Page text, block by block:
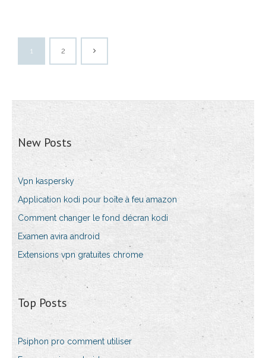
1 2
New Posts
Vpn kaspersky
Application kodi pour boîte à feu amazon
Comment changer le fond décran kodi
Examen avira android
Extensions vpn gratuites chrome
Top Posts
Psiphon pro comment utiliser